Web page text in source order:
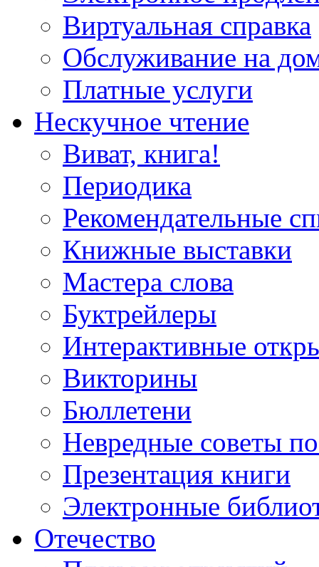
Виртуальная справка
Обслуживание на
Платные услуги
Нескучное чтение
Виват, книга!
Периодика
Рекомендательные
Книжные выставки
Мастера слова
Буктрейлеры
Интерактивные
Викторины
Бюллетени
Невредные советы
Презентация книги
Электронные
Отечество